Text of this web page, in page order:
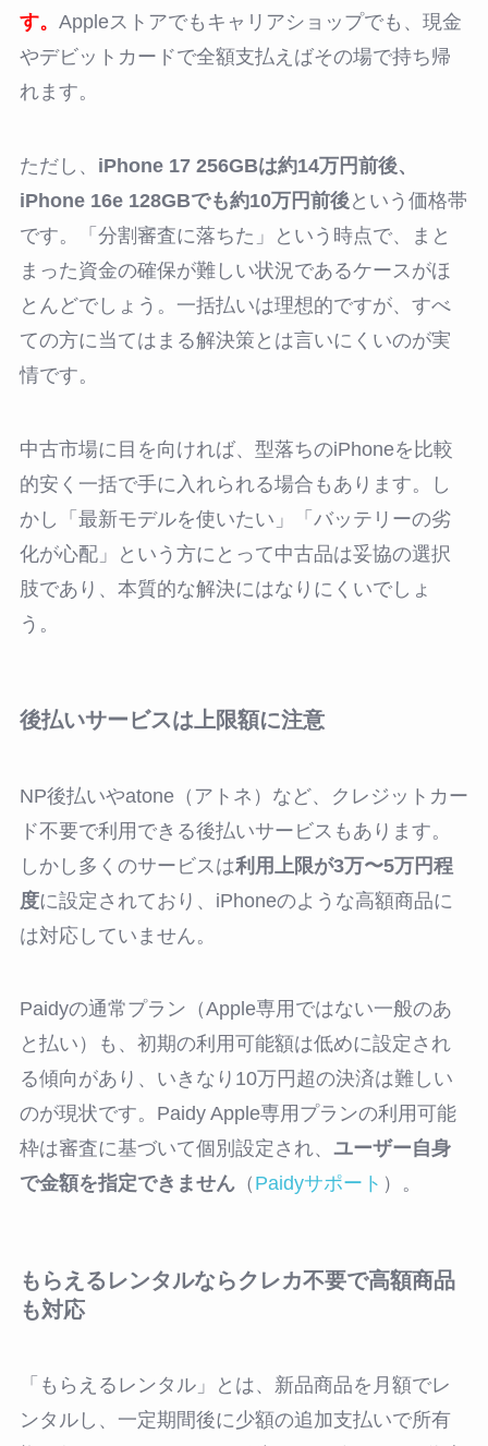
す。 Appleストアでもキャリアショップでも、現金
やデビットカードで全額支払えばその場で持ち帰
れます。
ただし、 iPhone 17 256GBは約14万円前後、
iPhone 16e 128GBでも約10万円前後という価格帯
です。「分割審査に落ちた」という時点で、まと
まった資金の確保が難しい状況であるケースがほ
とんどでしょう。一括払いは理想的ですが、すべ
ての方に当てはまる解決策とは言いにくいのが実
情です。
中古市場に目を向ければ、型落ちのiPhoneを比較
的安く一括で手に入れられる場合もあります。し
かし「最新モデルを使いたい」「バッテリーの劣
化が心配」という方にとって中古品は妥協の選択
肢であり、本質的な解決にはなりにくいでしょ
う。
後払いサービスは上限額に注意
NP後払いやatone（アトネ）など、クレジットカー
ド不要で利用できる後払いサービスもあります。
しかし多くのサービスは利用上限が3万〜5万円程
度に設定されており、iPhoneのような高額商品に
は対応していません。
Paidyの通常プラン（Apple専用ではない一般のあ
と払い）も、初期の利用可能額は低めに設定され
る傾向があり、いきなり10万円超の決済は難しい
のが現状です。Paidy Apple専用プランの利用可能
枠は審査に基づいて個別設定され、 ユーザー自身
で金額を指定できません（ Paidyサポート ）。
もらえるレンタルならクレカ不要で高額商品
も対応
「もらえるレンタル」とは、新品商品を月額でレ
ンタルし、一定期間後に少額の追加支払いで所有